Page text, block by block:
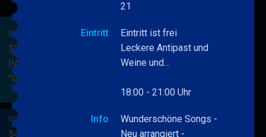
BERRY BLUE & BAND
53. JAZZ Matinee in den
PARKSIDE STUDIOS
"Gypsy Jazz"
BAND
BERRY BLUE & BAND
54. JAZZ Matinee in den
21
Eintritt
Eintritt ist frei
Leckere Antipast und
Weine und...
18:00 - 21:00 Uhr
Info
Wunderschöne Songs -
Neu arrangiert -